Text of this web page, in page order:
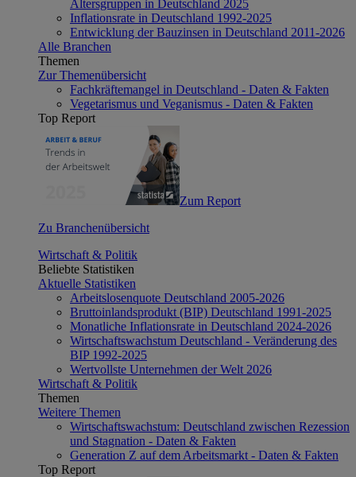
Altersgruppen in Deutschland 2025
Inflationsrate in Deutschland 1992-2025
Entwicklung der Bauzinsen in Deutschland 2011-2026
Alle Branchen
Themen
Zur Themenübersicht
Fachkräftemangel in Deutschland - Daten & Fakten
Vegetarismus und Veganismus - Daten & Fakten
Top Report
Zum Report
Zu Branchenübersicht
Wirtschaft & Politik
Beliebte Statistiken
Aktuelle Statistiken
Arbeitslosenquote Deutschland 2005-2026
Bruttoinlandsprodukt (BIP) Deutschland 1991-2025
Monatliche Inflationsrate in Deutschland 2024-2026
Wirtschaftswachstum Deutschland - Veränderung des
BIP 1992-2025
Wertvollste Unternehmen der Welt 2026
Wirtschaft & Politik
Themen
Weitere Themen
Wirtschaftswachstum: Deutschland zwischen Rezession
und Stagnation - Daten & Fakten
Generation Z auf dem Arbeitsmarkt - Daten & Fakten
Top Report